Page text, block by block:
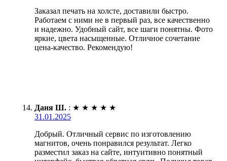
Заказал печать на холсте, доставили быстро.
Работаем с ними не в первый раз, все качественно
и надежно. Удобный сайт, все шаги понятны. Фото
яркие, цвета насыщенные. Отличное сочетание
цена-качество. Рекомендую!
Даня Ш. : ★ ★ ★ ★ ★
31.01.2025
Добрый. Отличный сервис по изготовлению
магнитов, очень понравился результат. Легко
разместил заказ на сайте, интуитивно понятный